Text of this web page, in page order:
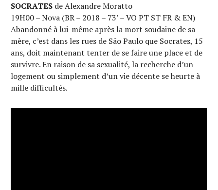
SOCRATES de Alexandre Moratto
19H00 – Nova (BR – 2018 – 73’ – VO PT ST FR & EN)
Abandonné à lui-même après la mort soudaine de sa
mère, c’est dans les rues de São Paulo que Socrates, 15
ans, doit maintenant tenter de se faire une place et de
survivre. En raison de sa sexualité, la recherche d’un
logement ou simplement d’un vie décente se heurte à
mille difficultés.